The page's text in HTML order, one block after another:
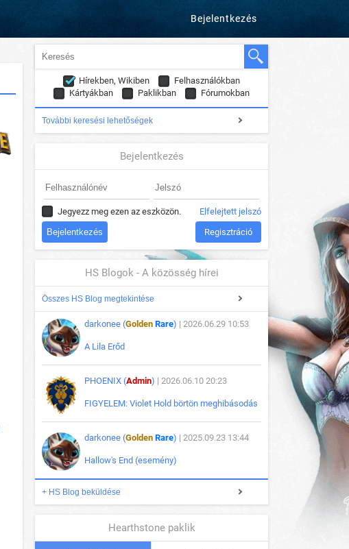
Bejelentkezés
Hírekben, Wikiben
Felhasználókban
Kártyákban
Paklikban Fórumokban
További keresési lehetőségek
Bejelentkezés
Jegyezz meg ezen az eszközön. Elfelejtett jelszó
Regisztráció
HS Blogok - A közösség hírei
Összes HS Blog megtekintése
darkonee (Golden Rare) | 2026.06.29 10:53
A Lila Erőd
PHOENIX (Admin) | 2026.06.10 20:23
FIGYELEM: Violet Hold börtön meghibásodás
darkonee (Golden Rare) | 2025.09.23 13:44
Hallow's End (esemény)
+ HS Blog beküldése
Hearthstone paklik